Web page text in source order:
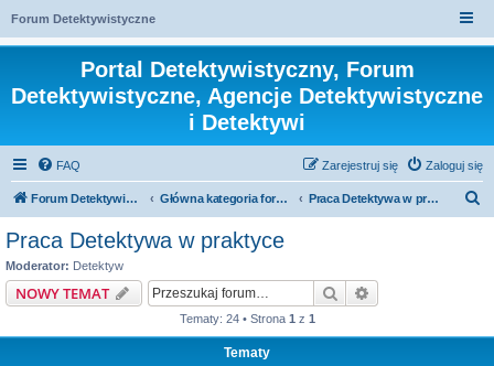
Forum Detektywistyczne
Portal Detektywistyczny, Forum
Detektywistyczne, Agencje Detektywistyczne
i Detektywi
FAQ Zaloguj się
Zarejestruj się
Forum Detektywistyczne, Detektyw Główna kategoria forum Praca Detektywa w praktyce
Praca Detektywa w praktyce
Moderator: Detektyw
NOWY TEMAT Szukaj
Tematy: 24 • Strona 1 z 1
Tematy